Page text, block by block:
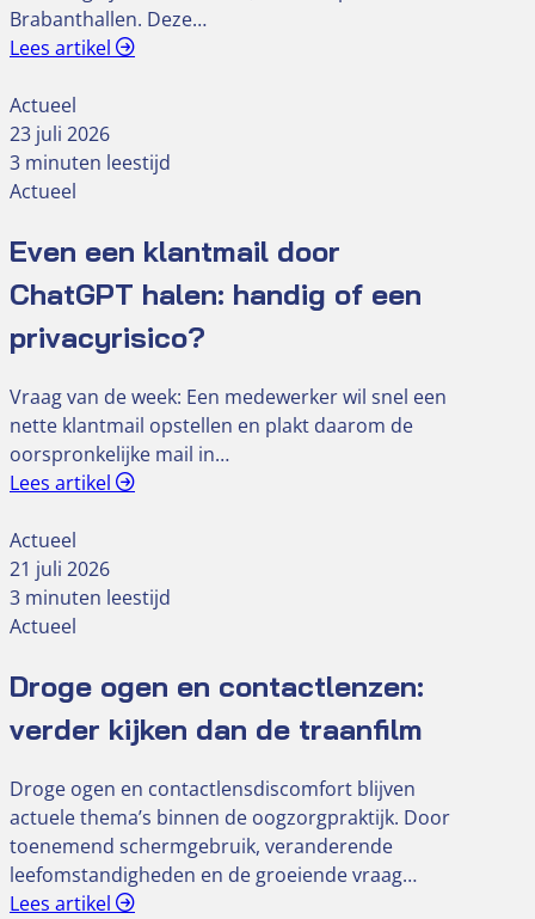
Brabanthallen. Deze…
Lees artikel
Actueel
23 juli 2026
3 minuten leestijd
Actueel
Even een klantmail door
ChatGPT halen: handig of een
privacyrisico?
Vraag van de week: Een medewerker wil snel een
nette klantmail opstellen en plakt daarom de
oorspronkelijke mail in…
Lees artikel
Actueel
21 juli 2026
3 minuten leestijd
Actueel
Droge ogen en contactlenzen:
verder kijken dan de traanfilm
Droge ogen en contactlensdiscomfort blijven
actuele thema’s binnen de oogzorgpraktijk. Door
toenemend schermgebruik, veranderende
leefomstandigheden en de groeiende vraag…
Lees artikel